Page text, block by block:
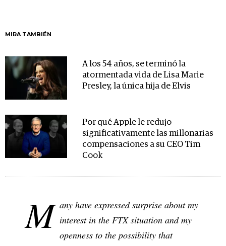
MIRA TAMBIÉN
A los 54 años, se terminó la
atormentada vida de Lisa Marie
Presley, la única hija de Elvis
Por qué Apple le redujo
significativamente las millonarias
compensaciones a su CEO Tim
Cook
M any have expressed surprise about my
interest in the FTX situation and my
openness to the possibility that